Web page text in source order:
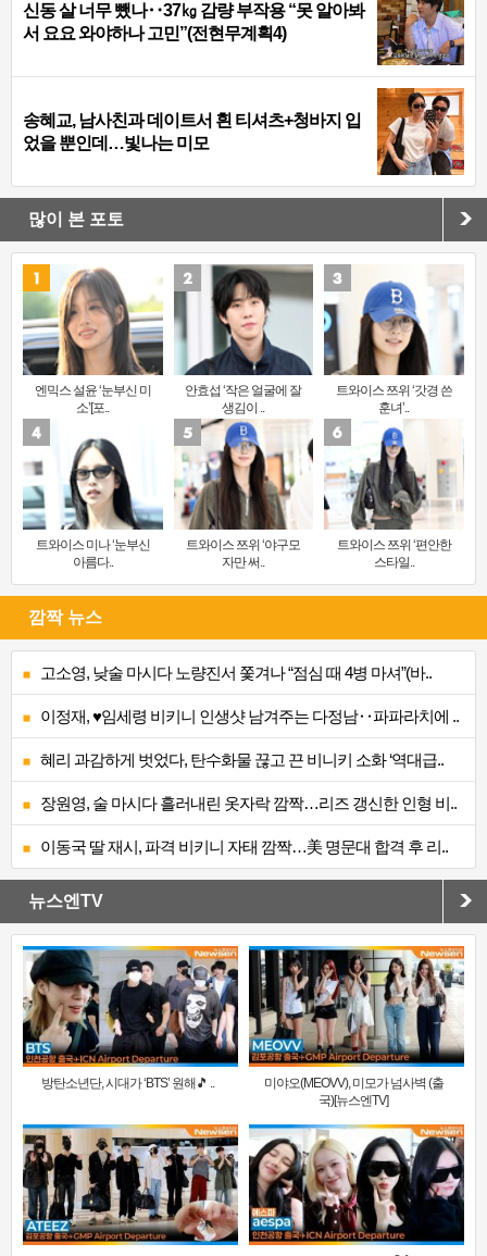
신동 살 너무 뺐나‥37㎏ 감량 부작용 “못 알아봐
서 요요 와야하나 고민”(전현무계획4)
송혜교, 남사친과 데이트서 흰 티셔츠+청바지 입
었을 뿐인데…빛나는 미모
많이 본 포토
엔믹스 설윤 ‘눈부신 미
소’[포..
안효섭 ‘작은 얼굴에 잘
생김이 ..
트와이스 쯔위 ‘갓경 쓴
훈녀’..
트와이스 미나 ‘눈부신
아름다..
트와이스 쯔위 ‘야구모
자만 써..
트와이스 쯔위 ‘편안한
스타일..
깜짝 뉴스
고소영, 낮술 마시다 노량진서 쫓겨나 “점심 때 4병 마셔”(바..
이정재, ♥임세령 비키니 인생샷 남겨주는 다정남‥파파라치에 ..
혜리 과감하게 벗었다, 탄수화물 끊고 끈 비니키 소화 ‘역대급..
장원영, 술 마시다 흘러내린 옷자락 깜짝…리즈 갱신한 인형 비..
이동국 딸 재시, 파격 비키니 자태 깜짝…美 명문대 합격 후 리..
뉴스엔TV
방탄소년단, 시대가 ‘BTS’ 원해🎵 ..
미야오(MEOVV), 미모가 넘사벽 (출
국)[뉴스엔TV]